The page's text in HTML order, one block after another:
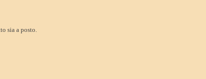
sia a posto.